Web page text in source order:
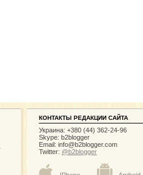
КОНТАКТЫ РЕДАКЦИИ САЙТА
Украина: +380 (44) 362-24-96
Skype: b2blogger
Email: info@b2blogger.com
Twitter: @b2blogger